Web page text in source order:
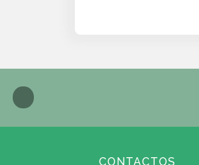
CONTACTOS